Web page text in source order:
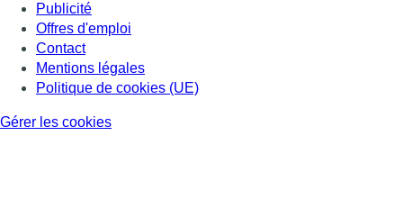
Publicité
Offres d'emploi
Contact
Mentions légales
Politique de cookies (UE)
Gérer les cookies